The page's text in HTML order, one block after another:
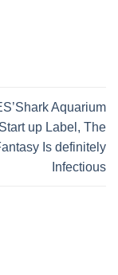
Aquarium
up Label, The
Is definitely
Infectious